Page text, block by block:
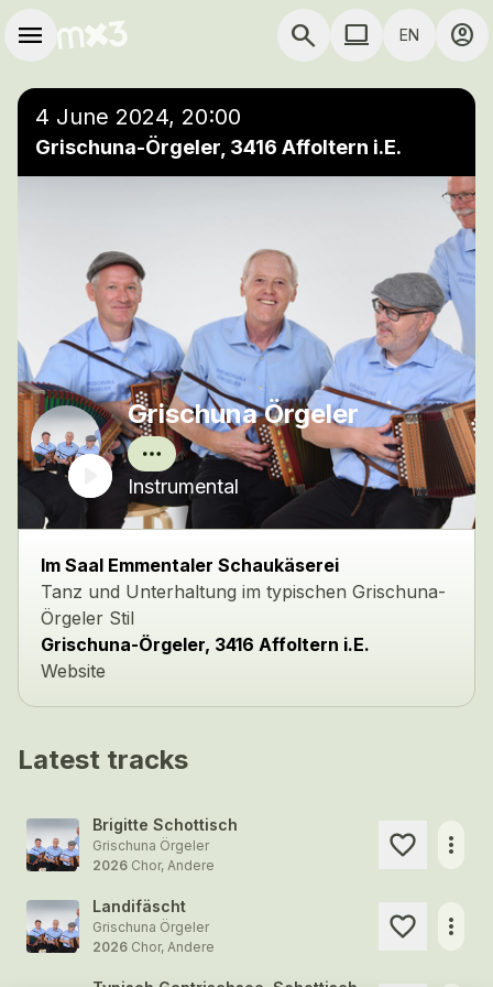
Skip to main content
Main navigation
menu search COMPUTER USE
computer EN account_circle
4 June 2024, 20:00
Grischuna-Örgeler, 3416 Affoltern i.E.
Grischuna Örgeler
Instrumental
Im Saal Emmentaler Schaukäserei
Tanz und Unterhaltung im typischen Grischuna-
Örgeler Stil
Grischuna-Örgeler, 3416 Affoltern i.E.
Website
Latest tracks
Brigitte Schottisch
Grischuna Örgeler
2026 Chor, Andere
more_horiz
Landifäscht
Grischuna Örgeler
2026 Chor, Andere
more_horiz
Add to a playlist close